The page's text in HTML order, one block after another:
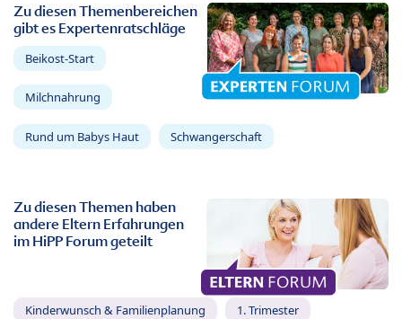
Zu diesen Themenbereichen
gibt es Expertenratschläge
Beikost-Start
Milchnahrung
Rund um Babys Haut Schwangerschaft
Zu diesen Themen haben
andere Eltern Erfahrungen
im HiPP Forum geteilt
Kinderwunsch & Familienplanung 1. Trimester